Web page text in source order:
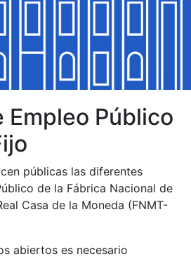
Empleo Público
públicas las diferentes
de la Fábrica Nacional de
Casa de la Moneda (FNMT-
abiertos es necesario